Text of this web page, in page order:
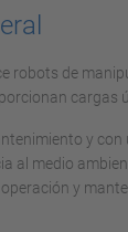
robots de
cargas
y
al medio
y